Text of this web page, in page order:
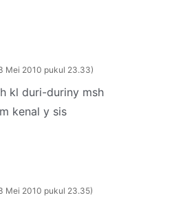
Mei 2010 pukul 23.33
kl duri-duriny msh
kenal y sis
Mei 2010 pukul 23.35